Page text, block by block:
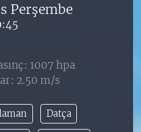
Perşembe
1007 hpa
2.50 m/s
Datça